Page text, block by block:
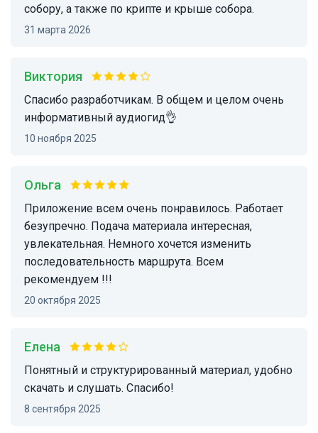
собору, а также по крипте и крыше собора.
31 марта 2026
Виктория
Спасибо разработчикам. В общем и целом очень
информативный аудиогид👌
10 ноября 2025
Ольга
Приложение всем очень понравилось. Работает
безупречно. Подача материала интересная,
увлекательная. Немного хочется изменить
последовательность маршрута. Всем
рекомендуем !!!
20 октября 2025
Елена
Понятный и структурированный материал, удобно
скачать и слушать. Спасибо!
8 сентября 2025